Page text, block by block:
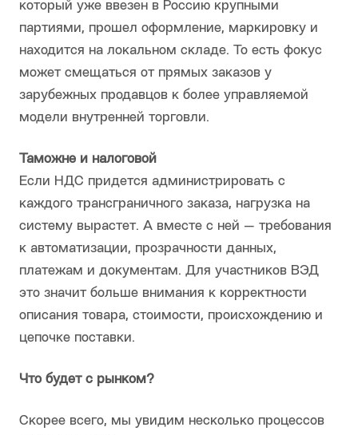
который уже ввезен в Россию крупными
партиями, прошел оформление, маркировку и
находится на локальном складе. То есть фокус
может смещаться от прямых заказов у
зарубежных продавцов к более управляемой
модели внутренней торговли.
Таможне и налоговой
Если НДС придется администрировать с
каждого трансграничного заказа, нагрузка на
систему вырастет. А вместе с ней — требования
к автоматизации, прозрачности данных,
платежам и документам. Для участников ВЭД
это значит больше внимания к корректности
описания товара, стоимости, происхождению и
цепочке поставки.
Что будет с рынком?
Скорее всего, мы увидим несколько процессов